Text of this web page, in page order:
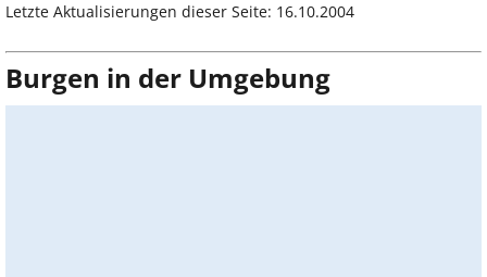
Letzte Aktualisierungen dieser Seite: 16.10.2004
Burgen in der Umgebung